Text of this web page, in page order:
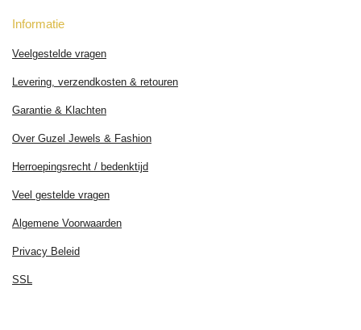
Informatie
Veelgestelde vragen
Levering, verzendkosten & retouren
Garantie & Klachten
Over Guzel Jewels & Fashion
Herroepingsrecht / bedenktijd
Veel gestelde vragen
Algemene Voorwaarden
Privacy Beleid
SSL